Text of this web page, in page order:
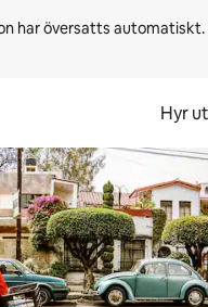
har översatts automatiskt.
Hyr